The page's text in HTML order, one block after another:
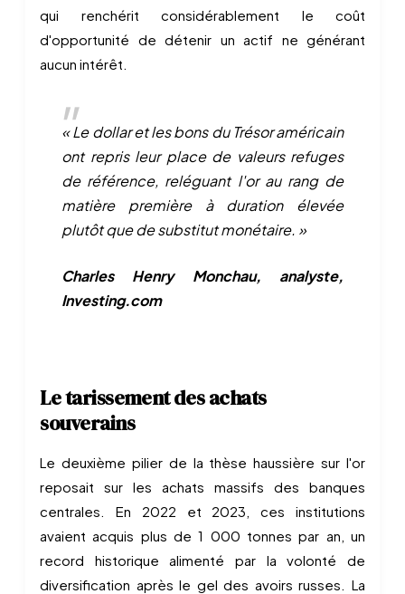
qui renchérit considérablement le coût
d'opportunité de détenir un actif ne générant
aucun intérêt.
« Le dollar et les bons du Trésor américain
ont repris leur place de valeurs refuges
de référence, reléguant l'or au rang de
matière première à duration élevée
plutôt que de substitut monétaire. »
Charles Henry Monchau, analyste,
Investing.com
Le tarissement des achats
souverains
Le deuxième pilier de la thèse haussière sur l'or
reposait sur les achats massifs des banques
centrales. En 2022 et 2023, ces institutions
avaient acquis plus de 1 000 tonnes par an, un
record historique alimenté par la volonté de
diversification après le gel des avoirs russes. La